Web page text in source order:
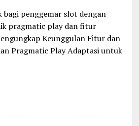
penggemar slot dengan
pragmatic play dan fitur
Keunggulan Fitur dan
Pragmatic Play Adaptasi untuk